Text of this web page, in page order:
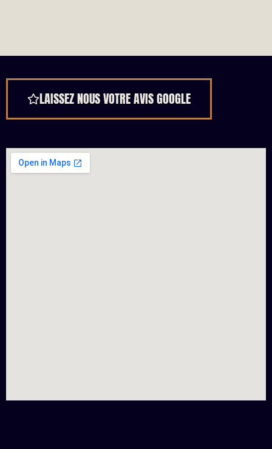
LAISSEZ NOUS VOTRE AVIS GOOGLE